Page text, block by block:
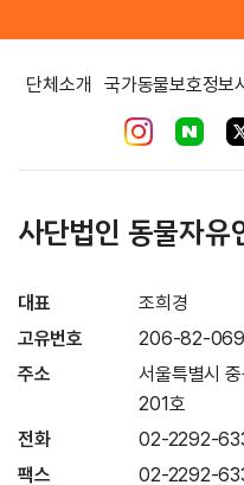
단체소개 국가동물보호정보
사단법인 동물자유
대표
조희경
고유번호
206-82-
주소
서울특별시
201호
전화
02-2292-
팩스
02-2292-